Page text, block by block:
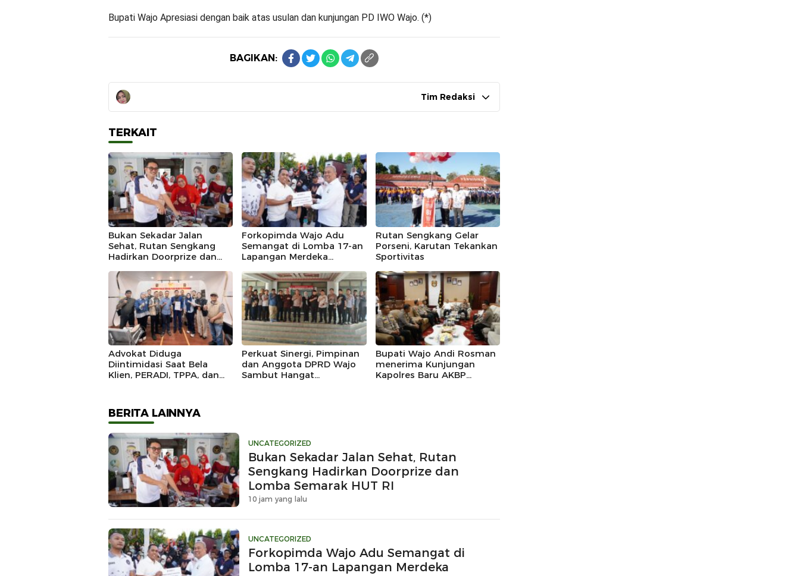
Bupati Wajo Apresiasi dengan baik atas usulan dan kunjungan PD IWO Wajo. (*)
BAGIKAN:
Tim Redaksi
TERKAIT
Bukan Sekadar Jalan
Sehat, Rutan Sengkang
Hadirkan Doorprize dan
Forkopimda Wajo Adu
Semangat di Lomba 17-an
Lapangan Merdeka
Juara Makan Krupuk
Rutan Sengkang Gelar
Porseni, Karutan Tekankan
Sportivitas
Advokat Diduga
Diintimidasi Saat Bela
Klien, PERADI, TPPA, dan
Dugaan Premanisme
Perkuat Sinergi, Pimpinan
dan Anggota DPRD Wajo
Sambut Hangat
Bupati Wajo Andi Rosman
menerima Kunjungan
Kapolres Baru AKBP
BERITA LAINNYA
UNCATEGORIZED
Bukan Sekadar Jalan Sehat, Rutan
Sengkang Hadirkan Doorprize dan
Lomba Semarak HUT RI
10 jam yang lalu
UNCATEGORIZED
Forkopimda Wajo Adu Semangat di
Lomba 17-an Lapangan Merdeka